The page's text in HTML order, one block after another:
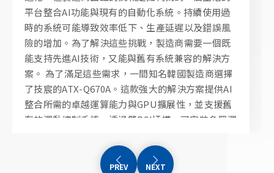
平台整合AI功能與現有的自動化系統。持續使用過
時的系統可能導致效率低下、生產延遲以及錯誤風
險的增加。為了解決這些挑戰，製造商需要一個既
能支持先進AI技術，又能與舊有系統兼容的解決方
案。 為了滿足這些需求，一間知名韓國製造商選擇
了技宸的ATX-Q670A。這款強大的解決方案提供AI
整合所需的卓越運算能力與GPU擴展性，並支援舊
有的運動控制系統。透過雙PCI插槽，可安裝多個運
有豐富的I/O接口，包括6個COM連接埠和10個USB
埠，確保兼容各種設備和傳感器。其高度的適應性
中。這些自動化運載車輛和機器人憑藉技宸主機板
的強大運算能力和穩定性，實現了高度精確的路徑
規劃和物品搬運。它們能夠自主導航，穿梭於倉庫
的狹窄通道，靈活地完成貨物的分揀和運輸任務，
大幅提升了物流效率。
現場就能夠監看無塵室內的設備狀況，進而降低進
出無塵室的頻率、提升工作效率並維持嚴格的安全
協議。遠端控制管理系統提供高效能運算能力和遠
端控制能力，便於讓作業員和工程師監視和控制設
備。此外，此系統還能夠最大限度地防止機密資料
傳輸外洩的風險。